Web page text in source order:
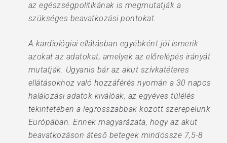
az egészségpolitikának is megmutatják a
szükséges beavatkozási pontokat.
A kardiológiai ellátásban egyébként jól ismerik
azokat az adatokat, amelyek az előrelépés irányát
mutatják. Ugyanis bár az akut szívkatéteres
ellátásokhoz való hozzáférés nyomán a 30 napos
halálozási adatok kiválóak, az egyéves túlélés
tekintetében a legrosszabbak között szerepelünk
Európában. Ennek magyarázata, hogy az akut
beavatkozáson áteső betegek mindössze 7,5-8